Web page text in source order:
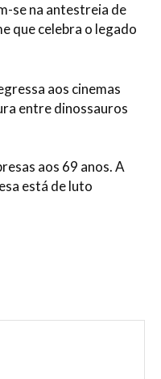
se na antestreia de
que celebra o legado
aos cinemas
entre dinossauros
aos 69 anos. A
está de luto